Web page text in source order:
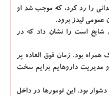
را رد کرد، که موجب شد او
عمومی لیدز برود.
شایع است را نشان داد که در
بود. زمان فوق العاده پر
مدیریت داروهایم برایم سخت
بود. این تومورها در داخل